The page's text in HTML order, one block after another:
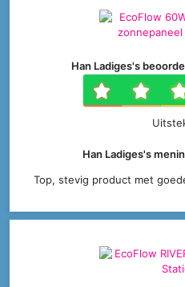
Han Ladiges's
1
Han Ladiges's
Top, stevig product met